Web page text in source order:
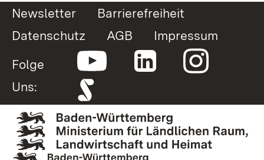
Newsletter
Barrierefreiheit
Datenschutz
AGB
Impressum
Folge
Uns: